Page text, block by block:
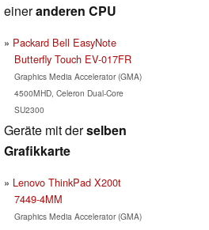
eineranderen CPU
Packard Bell EasyNote
Butterfly Touch EV-017FR
Graphics Media Accelerator (GMA)
4500MHD, Celeron Dual-Core
SU2300
Geräte mit derselben
Grafikkarte
Lenovo ThinkPad X200t
7449-4MM
Graphics Media Accelerator (GMA)